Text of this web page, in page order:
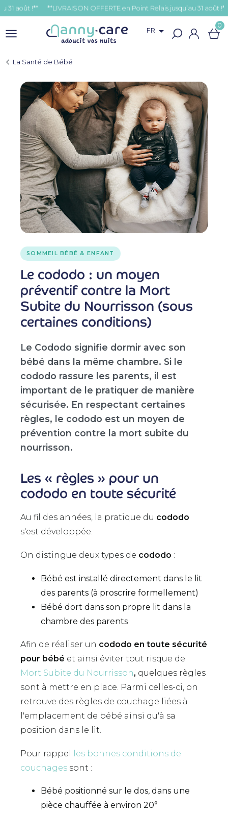
!**
FR  0
La Santé de Bébé
SOMMEIL BÉBÉ & ENFANT
Le cododo : un moyen
préventif contre la Mort
Subite du Nourrisson (sous
certaines conditions)
Le Cododo signifie dormir avec son
bébé dans la même chambre. Si le
cododo rassure les parents, il est
important de le pratiquer de manière
sécurisée. En respectant certaines
règles, le cododo est un moyen de
prévention contre la mort subite du
nourrisson.
Les « règles » pour un
cododo en toute sécurité
Au fil des années, la pratique du cododo
s'est développée.
On distingue deux types de cododo :
Bébé est installé directement dans le lit
des parents (à proscrire formellement)
Bébé dort dans son propre lit dans la
chambre des parents
Afin de réaliser un cododo en toute sécurité
pour bébé et ainsi éviter tout risque de
Mort Subite du Nourrisson, quelques règles
sont à mettre en place. Parmi celles-ci, on
retrouve des règles de couchage liées à
l'emplacement de bébé ainsi qu'à sa
position dans le lit.
Pour rappel
les bonnes conditions de
couchages sont :
Bébé positionné sur le dos, dans une
pièce chauffée à environ 20°